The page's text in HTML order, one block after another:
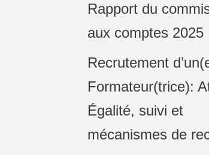
Rapport du
aux comptes 2025
Recrutement
Formateur(trice):
Égalité, suivi et
mécanismes de